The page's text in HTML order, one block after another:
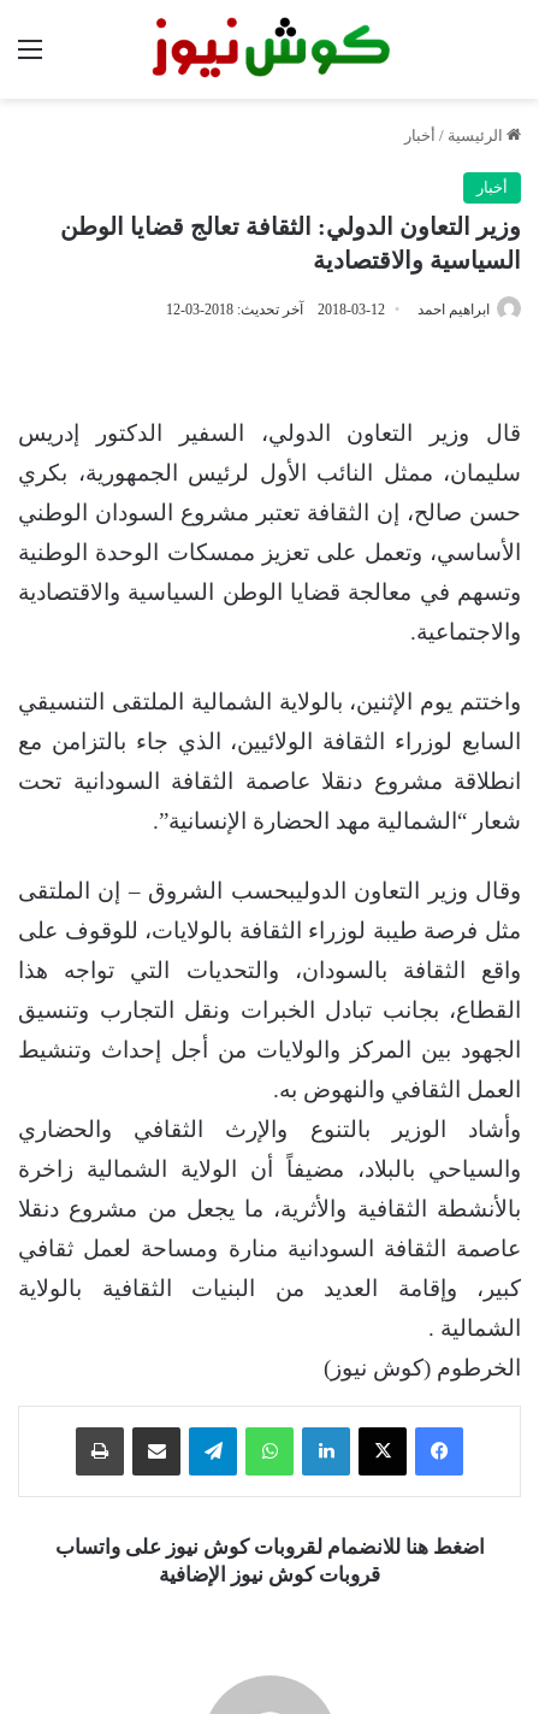
الرئيسية / أخبار
أخبار
وزير التعاون الدولي: الثقافة تعالج قضايا الوطن
السياسية والاقتصادية
ابراهيم احمد 2018-03-12 آخر تحديث: 2018-03-12
قال وزير التعاون الدولي، السفير الدكتور إدريس
سليمان، ممثل النائب الأول لرئيس الجمهورية، بكري
حسن صالح، إن الثقافة تعتبر مشروع السودان الوطني
الأساسي، وتعمل على تعزيز ممسكات الوحدة الوطنية
وتسهم في معالجة قضايا الوطن السياسية والاقتصادية
والاجتماعية.
واختتم يوم الإثنين، بالولاية الشمالية الملتقى التنسيقي
السابع لوزراء الثقافة الولائيين، الذي جاء بالتزامن مع
انطلاقة مشروع دنقلا عاصمة الثقافة السودانية تحت
شعار “الشمالية مهد الحضارة الإنسانية”.
وقال وزير التعاون الدوليبحسب الشروق – إن الملتقى
مثل فرصة طيبة لوزراء الثقافة بالولايات، للوقوف على
واقع الثقافة بالسودان، والتحديات التي تواجه هذا
القطاع، بجانب تبادل الخبرات ونقل التجارب وتنسيق
الجهود بين المركز والولايات من أجل إحداث وتنشيط
العمل الثقافي والنهوض به.
وأشاد الوزير بالتنوع والإرث الثقافي والحضاري
والسياحي بالبلاد، مضيفاً أن الولاية الشمالية زاخرة
بالأنشطة الثقافية والأثرية، ما يجعل من مشروع دنقلا
عاصمة الثقافة السودانية منارة ومساحة لعمل ثقافي
كبير، وإقامة العديد من البنيات الثقافية بالولاية
الشمالية .
الخرطوم (كوش نيوز)
فيسبوك ‫X لينكدإن واتساب تيلقرام
اضغط هنا للانضمام لقروبات كوش نيوز على واتساب
قروبات كوش نيوز الإضافية